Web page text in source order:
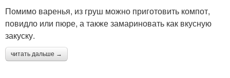
Помимо варенья, из груш можно приготовить компот,
повидло или пюре, а также замариновать как вкусную
закуску.
читать дальше →